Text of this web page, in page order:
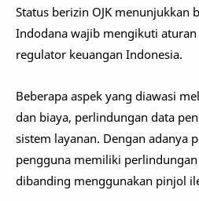
Status berizin OJK menunjukkan
Indodana wajib mengikuti aturan
regulator keuangan Indonesia.
Beberapa aspek yang diawasi
dan biaya, perlindungan data
sistem layanan. Dengan adanya
pengguna memiliki
dibanding menggunakan pinjol